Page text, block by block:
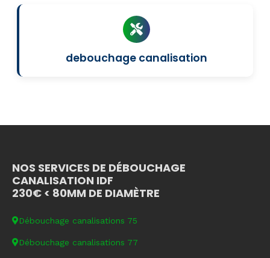
debouchage canalisation
NOS SERVICES DE DÉBOUCHAGE
CANALISATION IDF
230€ < 80MM DE DIAMÈTRE
Débouchage canalisations 75
Débouchage canalisations 77